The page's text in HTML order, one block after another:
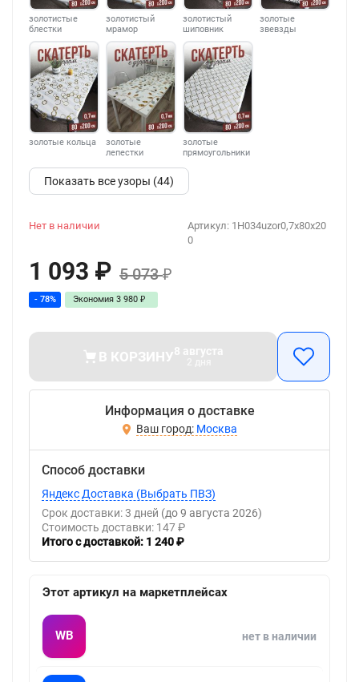
золотистые
блестки
золотистый
мрамор
золотистый
шиповник
золотые
звевзды
золотые кольца
золотые
лепестки
золотые
прямоугольники
Показать все узоры (44)
Артикул: 1H034uzor0,7x80x20
0
Нет в наличии
1 093 ₽ 5 073₽
- 78% Экономия 3 980 ₽
В КОРЗИНУ8 августа
Информация о доставке
Москва
Способ доставки
Яндекс Доставка (Выбрать ПВЗ)
Срок доставки: 3 дней (до 9 августа 2026)
Стоимость доставки: 147 ₽
Итого с доставкой: 1 240 ₽
Этот артикул на маркетплейсах
WB нет в наличии